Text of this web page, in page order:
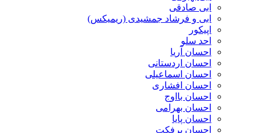
ابی صادقی
ابی و فرشاد جمشیدی (ریمیکس)
اپیکور
احد سلو
احسان آریا
احسان اردستانی
احسان اسماعیلی
احسان افشاری
احسان بااوج
احسان بهرامی
احسان پایا
احسان پرفکت